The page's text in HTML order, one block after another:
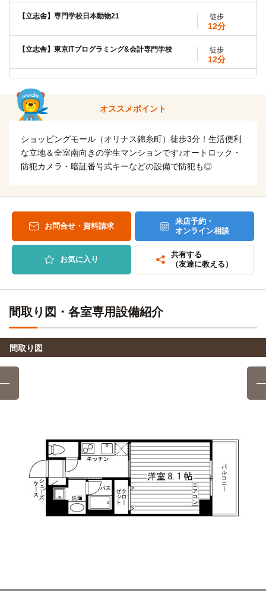
電車
12分
錦糸町→（JR総武線8分）→御茶ノ水→（東京メトロ丸ノ内
明治大学(駿河台キャンパス)
錦糸町→（JR総武線10分）→御茶ノ水
専修大学(神田キャンパス) 電車
17分
錦糸町→（東京メトロ半蔵門線17分）→神保町
日本大学(法学部) 電車
錦糸町→（JR総武線12分）→水道橋
18分
錦糸町→（JR総武線18分）→四ツ谷
錦糸町→（JR総武線8分）→御茶ノ水
情報経営イノベーション専門職大学 7分
日本薬科大学(お茶の水キャンパス) 電車
8分
錦糸町→（JR総武線8分）→御茶ノ水
東京都立大学(晴海キャンパス) 電車
9分
【立志舎】専門学校日本動物21 徒歩
12分
【立志舎】東京ITプログラミング&会計専門学校 徒歩
12分
専門学校読売自動車大学校
自転車6分（約1,300m）
東京服装文化学院
自転車
自転車6分（約1,300m）
東京環境工科専門学校
自転車
6分
(約1.3km)
東京情報デザイン専門職大学
自転車
東京みらいAI&IT専門学校 バス
28分
太平二丁目→（バス28分）→湯島四丁目
電車
2分
錦糸町→（JR総武線2分）→両国
ヒューマンアカデミー(秋葉原校) 電車
4分
錦糸町→(中央・総武線各停4分)→浅草橋
オススメポイント
ショッピングモール（オリナス錦糸町）徒歩3分！生活便利
な立地＆全室南向きの学生マンションです♪オートロック・
防犯カメラ・暗証番号式キーなどの設備で防犯も◎
お問合せ・資料請求
来店予約・
オンライン相談
お気に入り
共有する
（友達に教える）
間取り図・各室専用設備紹介
間取り図